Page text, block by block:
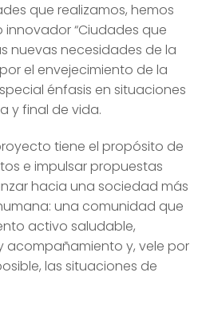
que realizamos, hemos
“Ciudades que
nuevas necesidades de la
el envejecimiento de la
énfasis en situaciones
y final de vida.
tiene el propósito de
e impulsar propuestas
hacia una sociedad más
una comunidad que
activo saludable,
acompañamiento y, vele por
las situaciones de